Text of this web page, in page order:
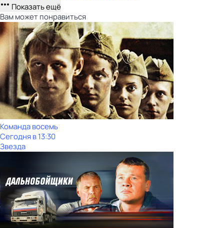
Показать ещё
Вам может понравиться
Команда восемь
Сегодня в 13:30
Звезда